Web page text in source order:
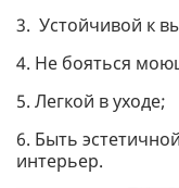
3. Устойчивой к
4. Не бояться
5. Легкой в уходе;
6. Быть
интерьер.